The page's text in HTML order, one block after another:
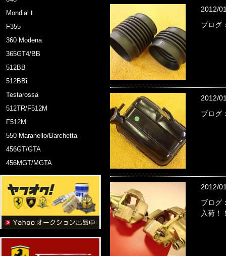
Mondial t
F355
360 Modena
365GT4/BB
512BB
512BBi
Testarossa
512TR/F512M
F512M
550 Maranello/Barchetta
456GT/GTA
456MGT/MGTA
2012/
ブログ
2012/
ブログ
2012/
ブログ
入荷！